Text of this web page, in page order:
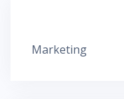
Marketing